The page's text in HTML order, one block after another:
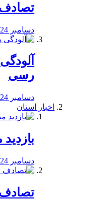
تصادف
دسامبر 24, 2019
رسی
دسامبر 24, 2019
اخبار استان
دسامبر 24, 2019
تصادف